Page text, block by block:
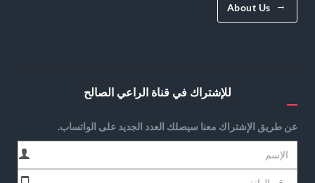
About Us
للإشتراك في قناة الراعي الصالح
عن طريق الإشتراك معنا سيصلك العدد الجديد على الواتساب.